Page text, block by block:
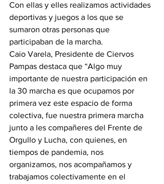
Con ellas y elles realizamos actividades
deportivas y juegos a los que se
sumaron otras personas que
participaban de la marcha.
Caio Varela, Presidente de Ciervos
Pampas destaca que “Algo muy
importante de nuestra participación en
la 30 marcha es que ocupamos por
primera vez este espacio de forma
colectiva, fue nuestra primera marcha
junto a les compañeres del Frente de
Orgullo y Lucha, con quienes, en
tiempos de pandemia, nos
organizamos, nos acompañamos y
trabajamos colectivamente en el